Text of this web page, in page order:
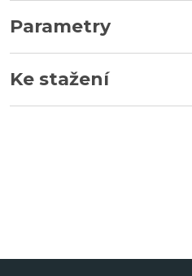
Parametry
Ke stažení